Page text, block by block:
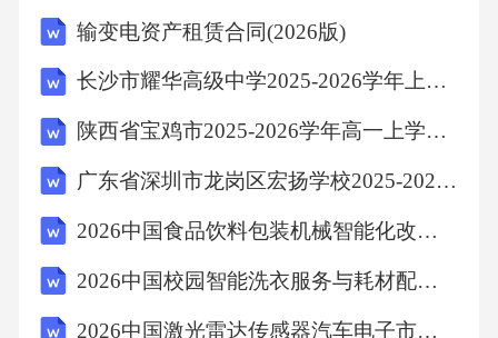
8.(202203房山一模19)已知函数/(x)=(Inx-a)e'.
(I)当。=0时，求曲线y=/(x)在x=l处的切线方程;
(II)若/(x)在区间(0,e］存在极小值，求a的取值范
输变电资产租赁合同(2026版)
长沙市耀华高级中学2025-2026学年上学期高一期末考试英语试题（含答案）
陕西省宝鸡市2025-2026学年高一上学期同步月考测试一（10月期中）生物试卷(含答案)
广东省深圳市龙岗区宏扬学校2025-2026学年七年级历史（下册）学科素养形成期末试题（含答案）
2026中国食品饮料包装机械智能化改造需求与投资回报测算
2026中国校园智能洗衣服务与耗材配送体系报告
2026中国激光雷达传感器汽车电子市场渗透率与发展趋势报告